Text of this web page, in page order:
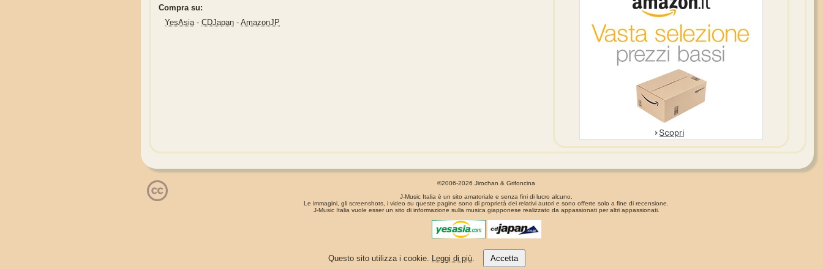
Questo sito utilizza i cookie. Leggi di più. Accetta
Compra su:
YesAsia-CDJapan -AmazonJP
©2006-2026 Jirochan & Grifoncina
J-Music Italia è un sito amatoriale e senza fini di lucro alcuno.
Le immagini, gli screenshots, i video su queste pagine sono di proprietà dei relativi autori e sono offerte solo a fine di recensione.
J-Music Italia vuole esser un sito di informazione sulla musica giapponese realizzato da appassionati per altri appassionati.
Privacy